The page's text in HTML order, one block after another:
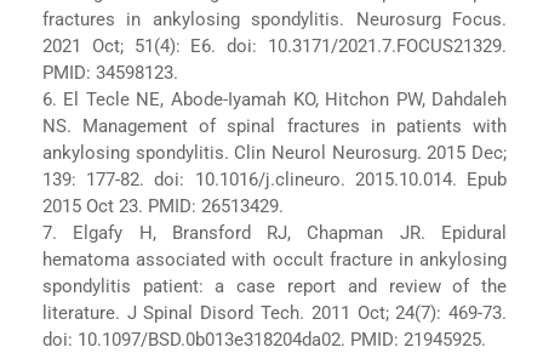
fractures in ankylosing spondylitis. Neurosurg Focus.
2021 Oct; 51(4): E6. doi: 10.3171/2021.7.FOCUS21329.
PMID: 34598123.
6. El Tecle NE, Abode-Iyamah KO, Hitchon PW, Dahdaleh
NS. Management of spinal fractures in patients with
ankylosing spondylitis. Clin Neurol Neurosurg. 2015 Dec;
139: 177-82. doi: 10.1016/j.clineuro. 2015.10.014. Epub
2015 Oct 23. PMID: 26513429.
7. Elgafy H, Bransford RJ, Chapman JR. Epidural
hematoma associated with occult fracture in ankylosing
spondylitis patient: a case report and review of the
literature. J Spinal Disord Tech. 2011 Oct; 24(7): 469-73.
doi: 10.1097/BSD.0b013e318204da02. PMID: 21945925.